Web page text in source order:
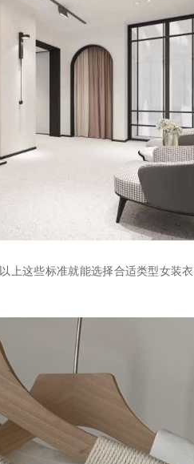
上这些标准就能选择合适类型女装